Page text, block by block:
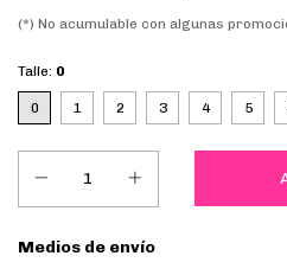
(*) No acumulable con algunas
Talle: 0
0 1 2 3 4 5
Entregas para el CP:
Medios de envío